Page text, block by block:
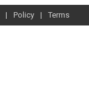
Policy Terms